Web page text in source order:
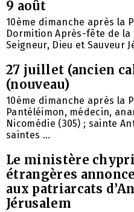
9 août
10ème dimanche après la
Dormition Après-fête de
Seigneur, Dieu et Sauveur
27 juillet (ancien
(nouveau)
10ème dimanche après la
Pantéléimon, médecin,
Nicomédie (305) ; sainte
saintes ...
Le ministère
étrangères
aux patriarcats
Jérusalem